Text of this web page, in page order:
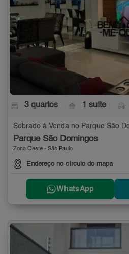
3 quartos 1 suíte
Parque São Domingos
Zona Oeste - São Paulo
Endereço no círculo do mapa
WhatsApp